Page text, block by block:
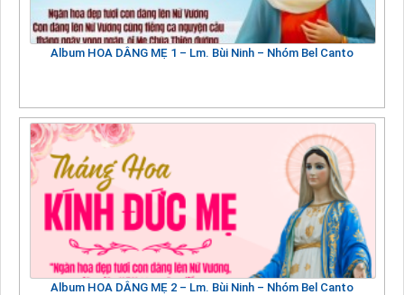
Album HOA DÂNG MẸ 1 – Lm. Bùi Ninh – Nhóm Bel Canto
Album HOA DÂNG MẸ 2 – Lm. Bùi Ninh – Nhóm Bel Canto